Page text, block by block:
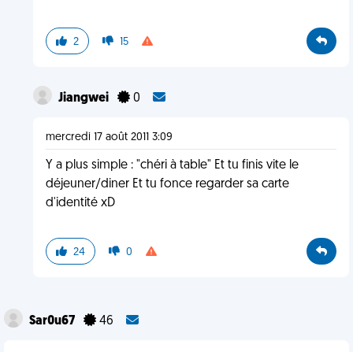
2 15
Jiangwei 0
mercredi 17 août 2011 3:09
Y a plus simple : "chéri à table" Et tu finis vite le
déjeuner/diner Et tu fonce regarder sa carte
d'identité xD
24 0
Sar0u67 46